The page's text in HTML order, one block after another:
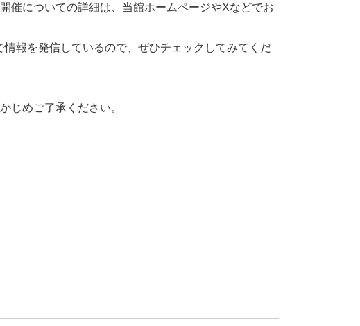
催についての詳細は、当館ホームページやXなどでお
報を発信しているので、ぜひチェックしてみてくだ
じめご了承ください。